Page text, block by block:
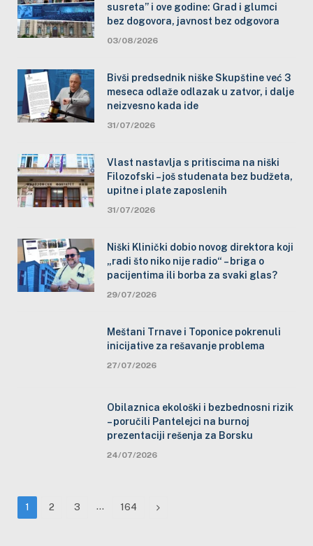
susreta” i ove godine: Grad i glumci
bez dogovora, javnost bez odgovora
03/08/2026
Bivši predsednik niške Skupštine već 3
meseca odlaže odlazak u zatvor, i dalje
neizvesno kada ide
31/07/2026
Vlast nastavlja s pritiscima na niški
Filozofski – još studenata bez budžeta,
upitne i plate zaposlenih
31/07/2026
Niški Klinički dobio novog direktora koji
„radi što niko nije radio“ – briga o
pacijentima ili borba za svaki glas?
29/07/2026
Meštani Trnave i Toponice pokrenuli
inicijative za rešavanje problema
27/07/2026
Obilaznica ekološki i bezbednosni rizik
– poručili Pantelejci na burnoj
prezentaciji rešenja za Borsku
24/07/2026
1 2 3 … 164 Next